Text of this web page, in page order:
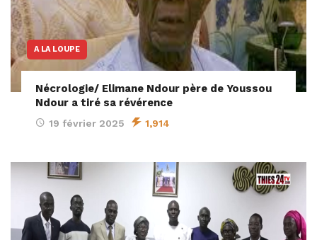
A LA LOUPE
Nécrologie/ Elimane Ndour père de Youssou
Ndour a tiré sa révérence
19 février 2025 1,914